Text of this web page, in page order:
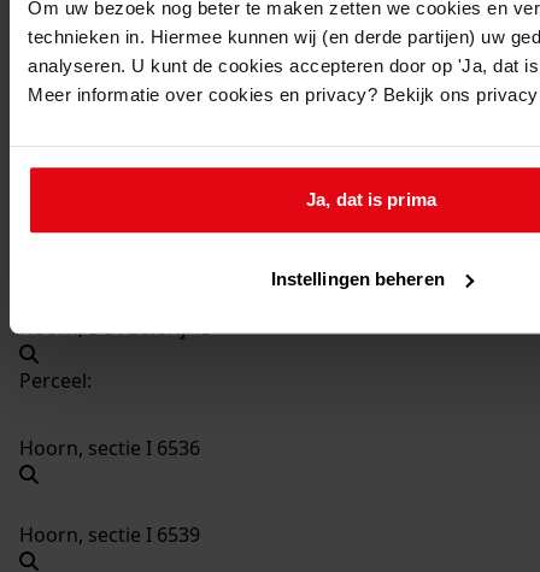
Om uw bezoek nog beter te maken zetten we cookies en
technieken in. Hiermee kunnen wij (en derde partijen) uw
analyseren. U kunt de cookies accepteren door op 'Ja, dat
Meer informatie over cookies en privacy? Bekijk ons
Ja, dat is prima
Instellingen beheren
1393 Bouwen van een bedrijfsruimte, 1993
Datering:
1993
12-01-1993
Hoorn, De Factorij 43
Perceel:
Hoorn, sectie I 6536
Hoorn, sectie I 6539